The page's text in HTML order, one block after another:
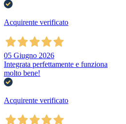
Acquirente verificato
05 Giugno 2026
Integrata perfettamente e funziona
molto bene!
Acquirente verificato